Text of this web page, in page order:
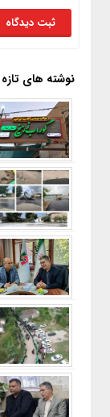
نوشته های تازه